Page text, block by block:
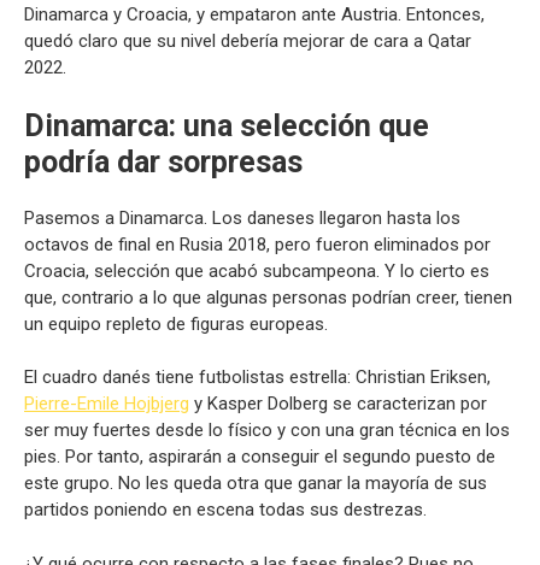
Dinamarca y Croacia, y empataron ante Austria. Entonces,
quedó claro que su nivel debería mejorar de cara a Qatar
2022.
Dinamarca: una selección que
podría dar sorpresas
Pasemos a Dinamarca. Los daneses llegaron hasta los
octavos de final en Rusia 2018, pero fueron eliminados por
Croacia, selección que acabó subcampeona. Y lo cierto es
que, contrario a lo que algunas personas podrían creer, tienen
un equipo repleto de figuras europeas.
El cuadro danés tiene futbolistas estrella: Christian Eriksen,
Pierre-Emile Hojbjerg y Kasper Dolberg se caracterizan por
ser muy fuertes desde lo físico y con una gran técnica en los
pies. Por tanto, aspirarán a conseguir el segundo puesto de
este grupo. No les queda otra que ganar la mayoría de sus
partidos poniendo en escena todas sus destrezas.